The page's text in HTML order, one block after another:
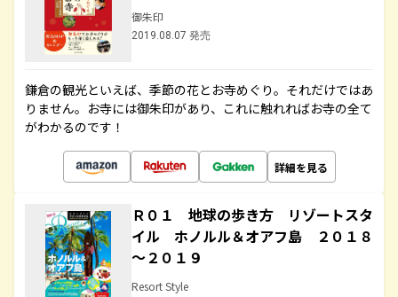
御朱印
2019.08.07 発売
鎌倉の観光といえば、季節の花とお寺めぐり。それだけではあ
りません。お寺には御朱印があり、これに触れればお寺の全て
がわかるのです！
詳細を見る
Ｒ０１ 地球の歩き方 リゾートスタ
イル ホノルル＆オアフ島 ２０１８
～２０１９
Resort Style